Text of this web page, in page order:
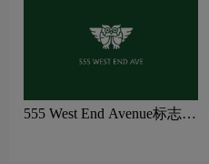
555 West End Avenue标志